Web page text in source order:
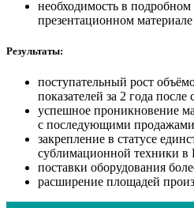
необходимость в
презентационном материале
Результаты:
поступательный рост
показателей за 2 года после
успешное проникновение
с последующими
закрепление в статусе
сублимационной техники в
поставки оборудования
расширение площадей